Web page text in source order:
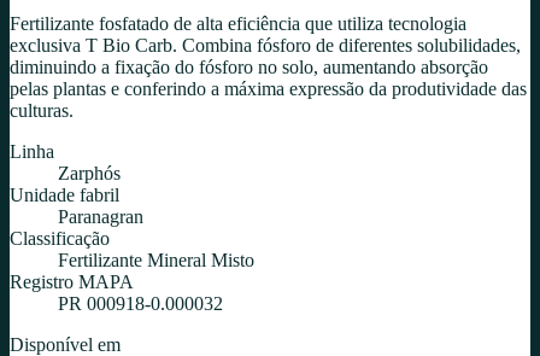
Fertilizante fosfatado de alta eficiência que utiliza tecnologia
exclusiva T Bio Carb. Combina fósforo de diferentes solubilidades,
diminuindo a fixação do fósforo no solo, aumentando absorção
pelas plantas e conferindo a máxima expressão da produtividade das
culturas.
Linha
Zarphós
Unidade fabril
Paranagran
Classificação
Fertilizante Mineral Misto
Registro MAPA
PR 000918-0.000032
Disponível em